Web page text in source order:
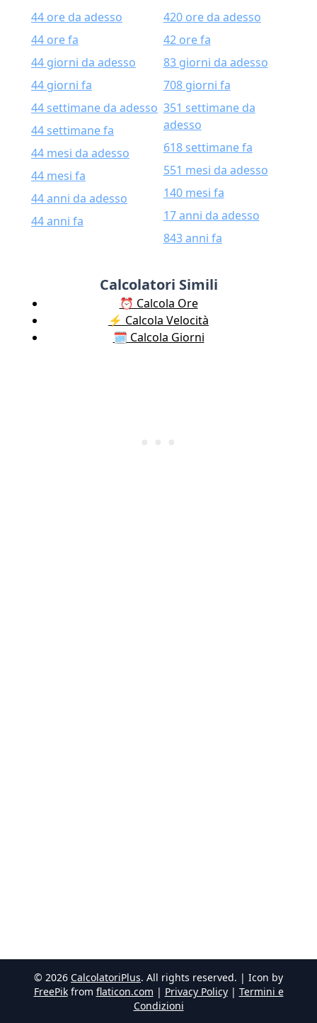
44 ore da adesso
44 ore fa
44 giorni da adesso
44 giorni fa
44 settimane da adesso
44 settimane fa
44 mesi da adesso
44 mesi fa
44 anni da adesso
44 anni fa
420 ore da adesso
42 ore fa
83 giorni da adesso
708 giorni fa
351 settimane da
adesso
618 settimane fa
551 mesi da adesso
140 mesi fa
17 anni da adesso
843 anni fa
Calcolatori Simili
⏰ Calcola Ore
⚡️ Calcola Velocità
🗓️ Calcola Giorni
© 2026 CalcolatoriPlus. All rights reserved. | Icon by
FreePik from flaticon.com | Privacy Policy| Termini e
Condizioni